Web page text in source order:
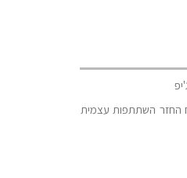
החזר השתתפות עצמית